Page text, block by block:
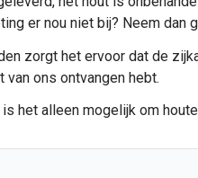
er nou niet bij? Neem dan
zorgt het ervoor dat de
ons ontvangen hebt.
het alleen mogelijk om